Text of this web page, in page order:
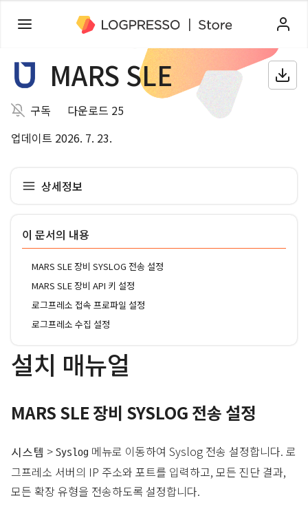
MARS SLE
구독
다운로드 25
업데이트 2026. 7. 23.
상세정보
설치 매뉴얼
MARS SLE 장비 SYSLOG 전송 설정
시스템 > Syslog 메뉴로 이동하여 Syslog 전송 설정합니다. 로
그프레소 서버의 IP 주소와 포트를 입력하고, 모든 진단 결과,
모든 확장 유형을 전송하도록 설정합니다.
이 문서의 내용
MARS SLE 장비 SYSLOG 전송 설정
MARS SLE 장비 API 키 설정
로그프레소 접속 프로파일 설정
로그프레소 수집 설정